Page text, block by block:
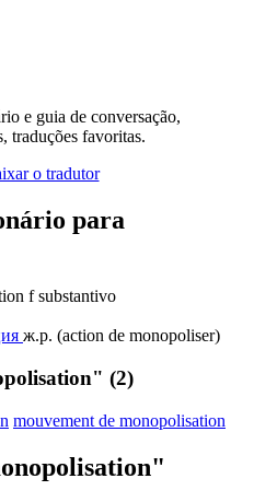
e guia de conversação,
traduções favoritas.
para
f substantivo
ж.р. (action de monopoliser)
(2)
mouvement de monopolisation